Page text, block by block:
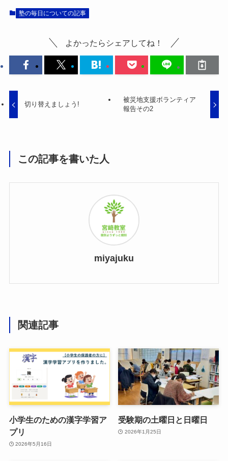
塾の毎日についての記事
よかったらシェアしてね！
切り替えましょう!
被災地支援ボランティア
報告その2
この記事を書いた人
miyajuku
関連記事
小学生のための漢字学習ア
プリ
2026年5月16日
受験期の土曜日と日曜日
2026年1月25日